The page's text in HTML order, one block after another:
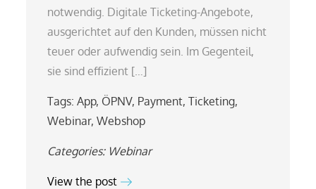
notwendig. Digitale Ticketing-Angebote,
ausgerichtet auf den Kunden, müssen nicht
teuer oder aufwendig sein. Im Gegenteil,
sie sind effizient […]
Tags:App, ÖPNV, Payment,Ticketing,
Webinar,Webshop
Categories: Webinar
View the post